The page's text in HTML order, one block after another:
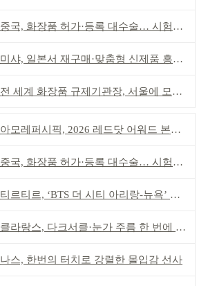
중국, 화장품 허가·등록 대수술… 시험자료 공용 허용
미샤, 일본서 재구매·맞춤형 신제품 흥행 ‘쌍끌이’
전 세계 화장품 규제기관장, 서울에 모인다
아모레퍼시픽, 2026 레드닷 어워드 본상 2개 수상
중국, 화장품 허가·등록 대수술… 시험자료 공용 허용
티르티르, ‘BTS 더 시티 아리랑-뉴욕’ 참여
클라랑스, 다크서클·눈가 주름 한 번에 더블 케어
나스, 한번의 터치로 강렬한 몰입감 선사